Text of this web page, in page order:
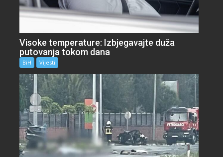
Visoke temperature: Izbjegavajte duža
putovanja tokom dana
BiH Vijesti